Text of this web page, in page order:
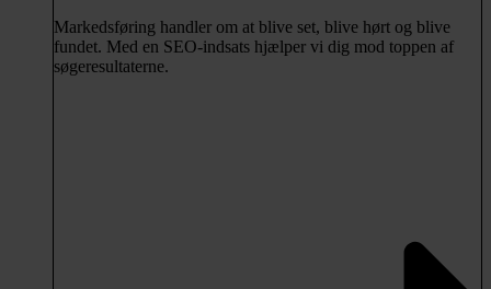
Markedsføring handler om at blive set, blive hørt og blive
fundet. Med en SEO-indsats hjælper vi dig mod toppen af
søgeresultaterne.